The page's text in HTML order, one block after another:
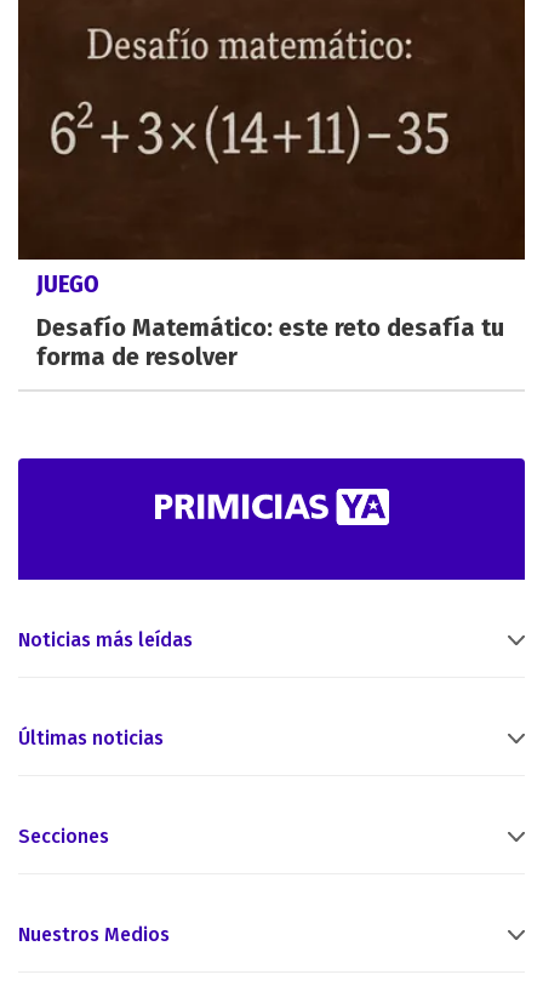
JUEGO
Desafío Matemático: este reto desafía tu
forma de resolver
Noticias más leídas
Últimas noticias
Secciones
Nuestros Medios